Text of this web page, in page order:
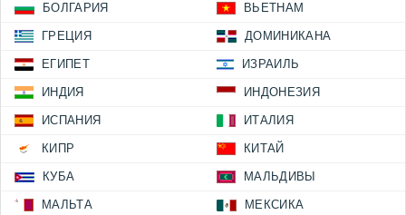
БОЛГАРИЯ ВЬЕТНАМ
ГРЕЦИЯ ДОМИНИКАНА
ЕГИПЕТ ИЗРАИЛЬ
ИНДИЯ ИНДОНЕЗИЯ
ИСПАНИЯ ИТАЛИЯ
КИПР КИТАЙ
КУБА МАЛЬДИВЫ
МАЛЬТА МЕКСИКА